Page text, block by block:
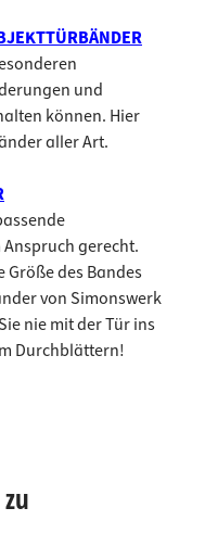
und
können. Hier
aller Art.
gerecht.
Größe des Bandes
von Simonswerk
nie mit der Tür ins
Durchblättern!